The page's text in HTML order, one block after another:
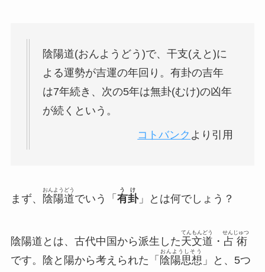
陰陽道(おんようどう)で、干支(えと)に
よる運勢が吉運の年回り。有卦の吉年
は7年続き、次の5年は無卦(むけ)の凶年
が続くという。
コトバンク より引用
まず、 陰陽道
おんようどう
でいう「 有卦
うけ
」とは何でしょう？
陰陽道とは、古代中国から派生した天文道
てんもんどう
・ 占術
せんじゅつ
です。陰と陽から考えられた「 陰陽思想
おんようしそう
」と、5つ